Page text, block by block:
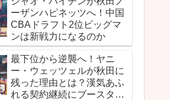
ーザンハピネッツへ！中国
CBAドラフト2位ビッグマ
ンは新戦力になるのか
最下位から逆襲へ！ヤニ
ー・ウェッツェルが秋田に
残った理由とは？漢気あふ
れる契約継続にブースター